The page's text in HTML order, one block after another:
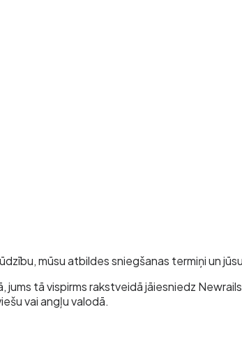
mūsu atbildes sniegšanas termiņi un
tā vispirms rakstveidā jāiesniedz
vai angļu valodā.